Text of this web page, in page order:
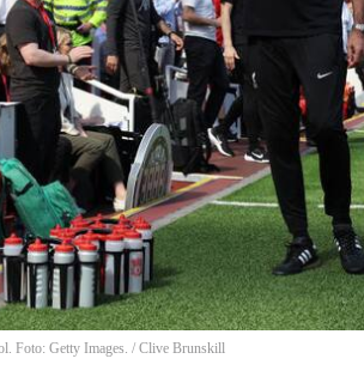
Foto: Getty Images. / Clive Brunskill